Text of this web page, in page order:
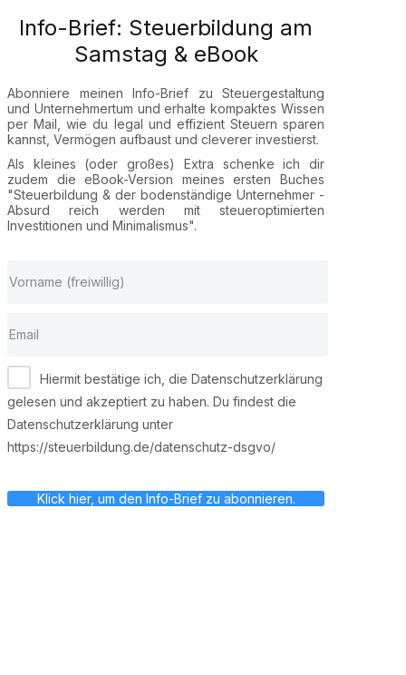
Info-Brief: Steuerbildung am
Samstag & eBook
Abonniere meinen Info-Brief zu Steuergestaltung
und Unternehmertum und erhalte kompaktes Wissen
per Mail, wie du legal und effizient Steuern sparen
kannst, Vermögen aufbaust und cleverer investierst.
Als kleines (oder großes) Extra schenke ich dir
zudem die eBook-Version meines ersten Buches
"Steuerbildung & der bodenständige Unternehmer -
Absurd reich werden mit steueroptimierten
Investitionen und Minimalismus".
Hiermit bestätige ich, die Datenschutzerklärung
gelesen und akzeptiert zu haben. Du findest die
Datenschutzerklärung unter
https://steuerbildung.de/datenschutz-dsgvo/
Klick hier, um den Info-Brief zu abonnieren.